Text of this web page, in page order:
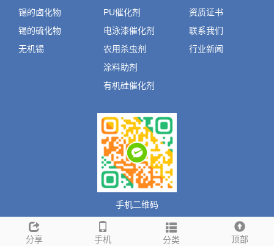
分享 手机 分类 顶部
锡的卤化物
锡的硫化物
无机锡
PU催化剂
电泳漆催化剂
农用杀虫剂
涂料助剂
有机硅催化剂
资质证书
联系我们
行业新闻
手机二维码